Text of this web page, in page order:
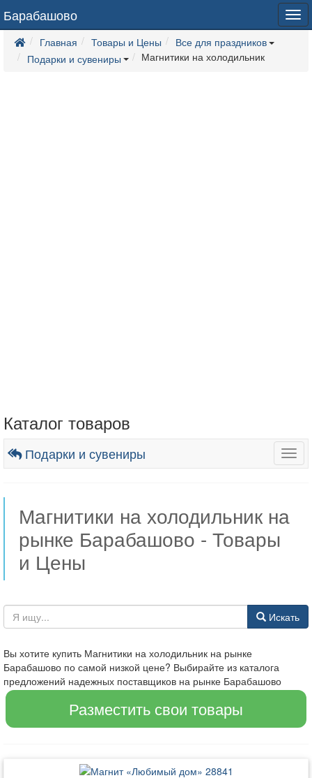
Барабашово
Главная Товары и Цены
Все для праздников
Подарки и сувениры
Магнитики на холодильник
Каталог товаров
Подарки и сувениры
Магнитики на холодильник на
рынке Барабашово - Товары
и Цены
Искать
Вы хотите купить Магнитики на холодильник на рынке
Барабашово по самой низкой цене? Выбирайте из каталога
предложений надежных поставщиков на рынке Барабашово
Разместить свои товары